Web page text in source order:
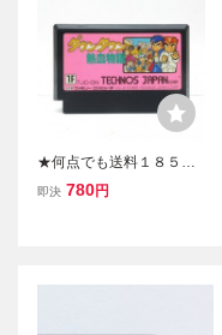
★何点でも送料１８５円
★ ダウンタウン熱血物語
即決 780円